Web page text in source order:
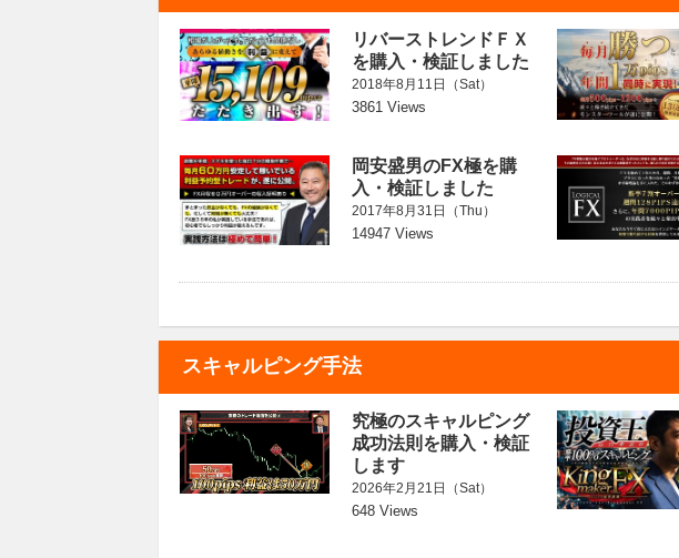
リバーストレンドＦＸ
を購入・検証しました
2018年8月11日（Sat）
3861 Views
岡安盛男のFX極を購
入・検証しました
2017年8月31日（Thu）
14947 Views
スキャルピング手法
究極のスキャルピング
成功法則を購入・検証
します
2026年2月21日（Sat）
648 Views